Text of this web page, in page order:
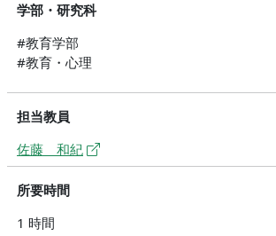
学部・研究科
#教育学部
#教育・心理
担当教員
佐藤 和紀
所要時間
1 時間